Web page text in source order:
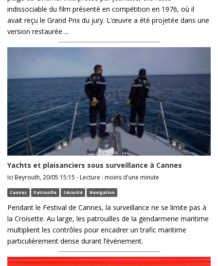
indissociable du film présenté en compétition en 1976, où il
avait reçu le Grand Prix du jury. L’œuvre a été projetée dans une
version restaurée ...
Yachts et plaisanciers sous surveillance à Cannes
Ici Beyrouth, 20/05 15:15 - Lecture : moins d'une minute
Cannes Patrouille Sécurité Navigation
Pendant le Festival de Cannes, la surveillance ne se limite pas à
la Croisette. Au large, les patrouilles de la gendarmerie maritime
multiplient les contrôles pour encadrer un trafic maritime
particulièrement dense durant l’événement.